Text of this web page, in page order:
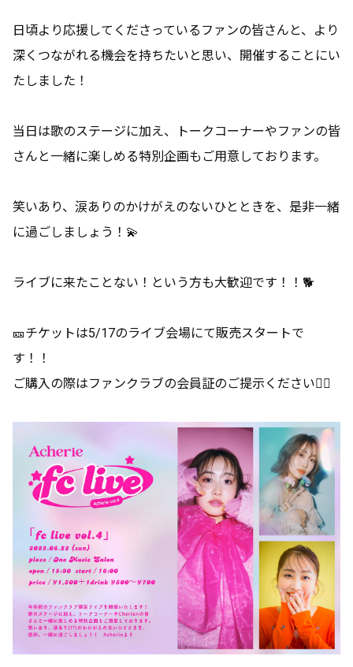
日頃より応援してくださっているファンの皆さんと、より
深くつながれる機会を持ちたいと思い、開催することにい
たしました！
当日は歌のステージに加え、トークコーナーやファンの皆
さんと一緒に楽しめる特別企画もご用意しております。
笑いあり、涙ありのかけがえのないひとときを、是非一緒
に過ごしましょう！💫
ライブに来たことない！という方も大歓迎です！！🐕
🎫チケットは5/17のライブ会場にて販売スタートで
す！！
ご購入の際はファンクラブの会員証のご提示ください🙇‍♂️